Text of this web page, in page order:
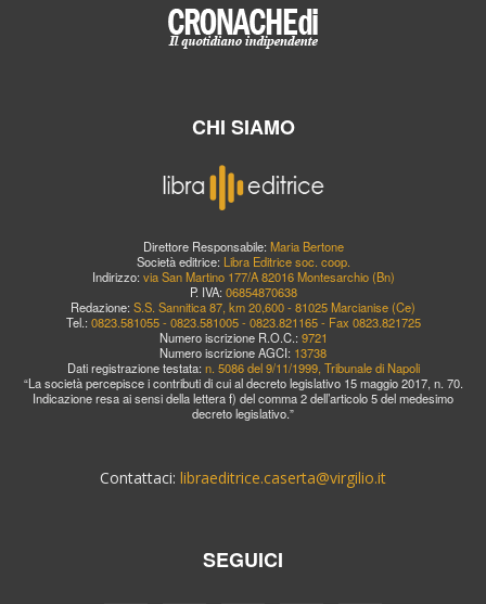
CHI SIAMO
Direttore Responsabile: Maria Bertone
Società editrice: Libra Editrice soc. coop.
Indirizzo: via San Martino 177/A 82016 Montesarchio (Bn)
P. IVA: 06854870638
Redazione: S.S. Sannitica 87, km 20,600 - 81025 Marcianise (Ce)
Tel.: 0823.581055 - 0823.581005 - 0823.821165 - Fax 0823.821725
Numero iscrizione R.O.C.: 9721
Numero iscrizione AGCI: 13738
Dati registrazione testata: n. 5086 del 9/11/1999, Tribunale di Napoli
“La società percepisce i contributi di cui al decreto legislativo 15 maggio 2017, n. 70.
Indicazione resa ai sensi della lettera f) del comma 2 dell’articolo 5 del medesimo
decreto legislativo.”
Contattaci: libraeditrice.caserta@virgilio.it
SEGUICI